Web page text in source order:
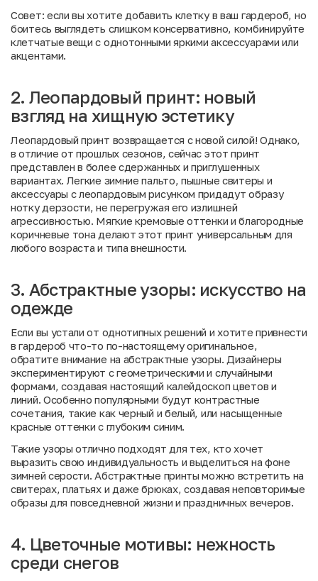
Совет: если вы хотите добавить клетку в ваш гардероб, но
боитесь выглядеть слишком консервативно, комбинируйте
клетчатые вещи с однотонными яркими аксессуарами или
акцентами.
2. Леопардовый принт: новый
взгляд на хищную эстетику
Леопардовый принт возвращается с новой силой! Однако,
в отличие от прошлых сезонов, сейчас этот принт
представлен в более сдержанных и приглушенных
вариантах. Легкие зимние пальто, пышные свитеры и
аксессуары с леопардовым рисунком придадут образу
нотку дерзости, не перегружая его излишней
агрессивностью. Мягкие кремовые оттенки и благородные
коричневые тона делают этот принт универсальным для
любого возраста и типа внешности.
3. Абстрактные узоры: искусство на
одежде
Если вы устали от однотипных решений и хотите привнести
в гардероб что-то по-настоящему оригинальное,
обратите внимание на абстрактные узоры. Дизайнеры
экспериментируют с геометрическими и случайными
формами, создавая настоящий калейдоскоп цветов и
линий. Особенно популярными будут контрастные
сочетания, такие как черный и белый, или насыщенные
красные оттенки с глубоким синим.
Такие узоры отлично подходят для тех, кто хочет
выразить свою индивидуальность и выделиться на фоне
зимней серости. Абстрактные принты можно встретить на
свитерах, платьях и даже брюках, создавая неповторимые
образы для повседневной жизни и праздничных вечеров.
4. Цветочные мотивы: нежность
среди снегов